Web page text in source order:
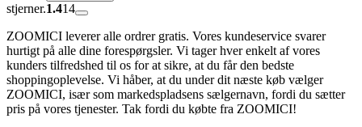
stjerner.1.414
ZOOMICI leverer alle ordrer gratis. Vores kundeservice svarer
hurtigt på alle dine forespørgsler. Vi tager hver enkelt af vores
kunders tilfredshed til os for at sikre, at du får den bedste
shoppingoplevelse. Vi håber, at du under dit næste køb vælger
ZOOMICI, især som markedspladsens sælgernavn, fordi du sætter
pris på vores tjenester. Tak fordi du købte fra ZOOMICI!